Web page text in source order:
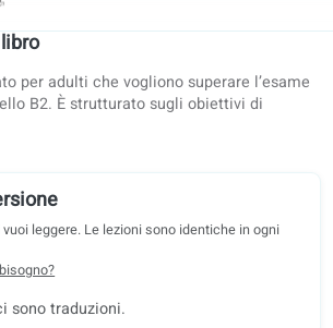
Copertina morbida
libro
livello B2. È strutturato sugli obiettivi di
QCER e segue le linee guida didattiche
sia per lo studio autonomo sia per
in collaborazione con diverse università
collaudato per l’insegnamento delle
degli adulti in tutta l’Unione